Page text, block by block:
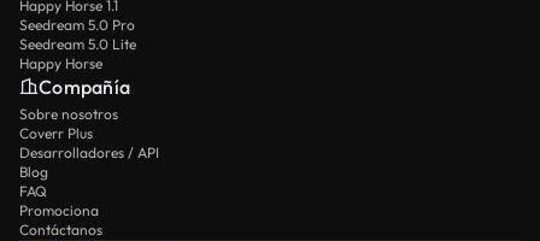
Happy Horse 1.1
Seedream 5.0 Pro
Seedream 5.0 Lite
Happy Horse
Compañía
Sobre nosotros
Coverr Plus
Desarrolladores / API
Blog
FAQ
Promociona
Contáctanos